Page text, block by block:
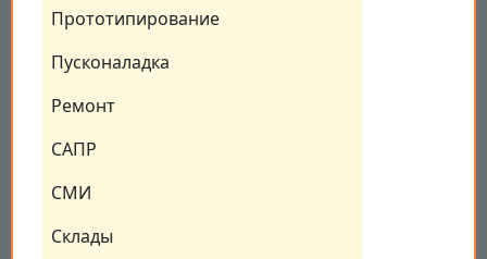
Прототипирование
Пусконаладка
Ремонт
САПР
СМИ
Склады